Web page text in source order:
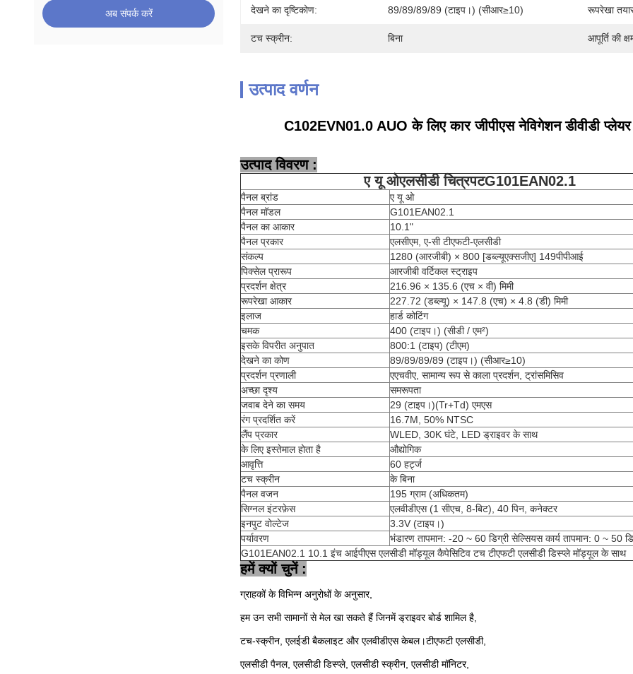
अब संपर्क करें देखने का दृष्टिकोण: 89/89/89/89 (टाइप।) (सीआर≥10) रूपरेखा
टच स्क्रीन: बिना आपूर्ति की
उत्पाद वर्णन
C102EVN01.0 AUO के लिए कार जीपीएस नेविगेशन डीवीडी
उत्पाद विवरण :
ए यू ओएलसीडी चित्रपटG101EAN02.1
पैनल ब्रांड
ए यू ओ
पैनल मॉडल
G101EAN02.1
पैनल का आकार
10.1"
पैनल प्रकार
एलसीएम, ए-सी टीएफटी-एलसीडी
संकल्प
1280 (आरजीबी) × 800 [डब्ल्यूएक्सजीए] 149पीपीआई
पिक्सेल प्रारूप
आरजीबी वर्टिकल स्ट्राइप
प्रदर्शन क्षेत्र
216.96 × 135.6 (एच × वी) मिमी
रूपरेखा आकार
227.72 (डब्ल्यू) × 147.8 (एच) × 4.8 (डी) मिमी
इलाज
हार्ड कोटिंग
चमक
400 (टाइप।) (सीडी / एम²)
इसके विपरीत अनुपात
800:1 (टाइप) (टीएम)
देखने का कोण
89/89/89/89 (टाइप।) (सीआर≥10)
प्रदर्शन प्रणाली
एएचवीए, सामान्य रूप से काला प्रदर्शन, ट्रांसमिसिव
अच्छा दृश्य
समरूपता
जवाब देने का समय
29 (टाइप।)(Tr+Td) एमएस
रंग प्रदर्शित करें
16.7M, 50% NTSC
लैंप प्रकार
WLED, 30K घंटे, LED ड्राइवर के साथ
के लिए इस्तेमाल होता है
औद्योगिक
आवृत्ति
60 हर्ट्ज
टच स्क्रीन
के बिना
पैनल वजन
195 ग्राम (अधिकतम)
सिग्नल इंटरफ़ेस
एलवीडीएस (1 सीएच, 8-बिट), 40 पिन, कनेक्टर
इनपुट वोल्टेज
3.3V (टाइप।)
पर्यावरण
भंडारण तापमान: -20 ~ 60 डिग्री सेल्सियस कार्य तापमान: 0 ~ 50
G101EAN02.1 10.1 इंच आईपीएस एलसीडी मॉड्यूल कैपेसिटिव टच टीएफटी एलसीडी डिस्प्ले मॉड्यूल के साथ
हमें क्यों चुनें :
ग्राहकों के विभिन्न अनुरोधों के अनुसार,
हम उन सभी सामानों से मेल खा सकते हैं जिनमें ड्राइवर बोर्ड शामिल है,
टच-स्क्रीन, एलईडी बैकलाइट और एलवीडीएस केबल।टीएफटी एलसीडी,
एलसीडी पैनल, एलसीडी डिस्प्ले, एलसीडी स्क्रीन, एलसीडी मॉनिटर,